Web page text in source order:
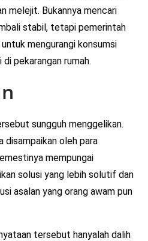
melejit. Bukannya mencari
stabil, tetapi pemerintah
mengurangi konsumsi
pekarangan rumah.
sungguh menggelikan.
disampaikan oleh para
mempungai
solusi yang lebih solutif dan
asalan yang orang awam pun
tersebut hanyalah dalih